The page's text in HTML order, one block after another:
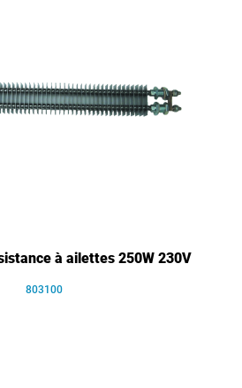
à ailettes 250W 230V
803100